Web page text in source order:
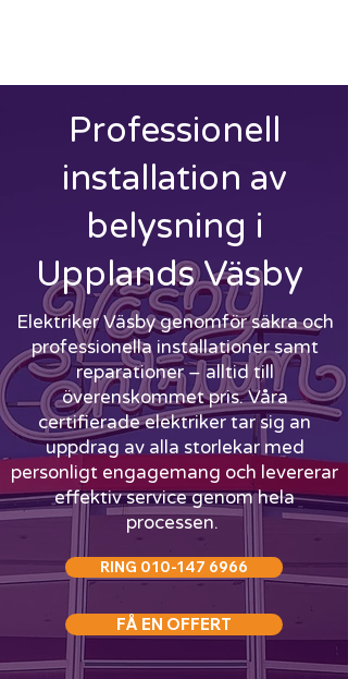
Professionell
installation av
belysning i
Upplands Väsby
Elektriker Väsby genomför säkra och
professionella installationer samt
reparationer – alltid till
överenskommet pris. Våra
certifierade elektriker tar sig an
uppdrag av alla storlekar med
personligt engagemang och levererar
effektiv service genom hela
processen.
RING 010-147 6966
FÅ EN OFFERT